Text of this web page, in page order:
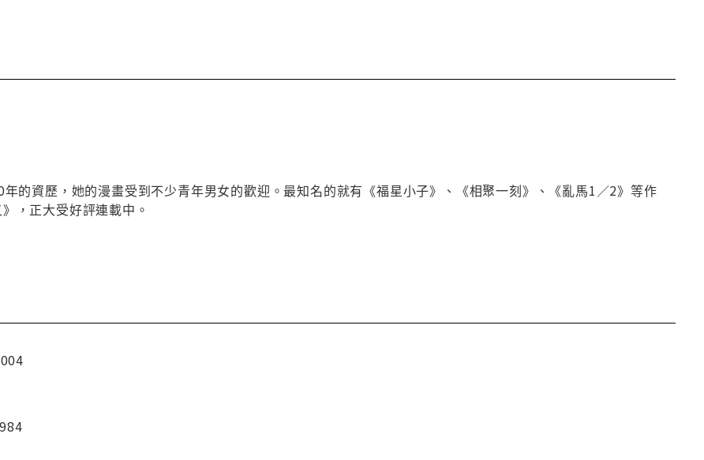
的資歷，她的漫畫受到不少青年男女的歡迎。最知名的就有《福星小子》、《相聚一刻》、《亂馬1／2》等作
，正大受好評連載中。